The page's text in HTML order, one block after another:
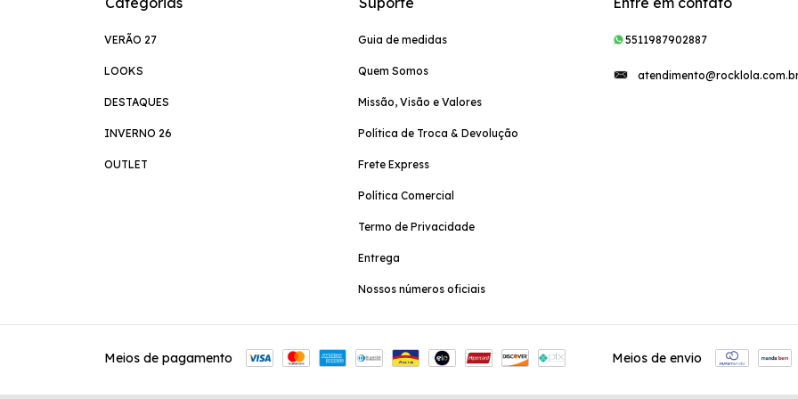
VERÃO 27
LOOKS
DESTAQUES
INVERNO 26
OUTLET
Guia de medidas
Quem Somos
Missão, Visão e Valores
Política de Troca & Devolução
Frete Express
Política Comercial
Termo de Privacidade
Entrega
Nossos números oficiais
5511987902887
Meios de pagamento Meios de envio